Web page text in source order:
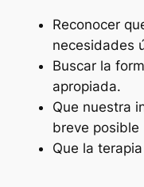
Reconocer
necesidades
Buscar la
apropiada.
Que nuestra
breve posible
Que la